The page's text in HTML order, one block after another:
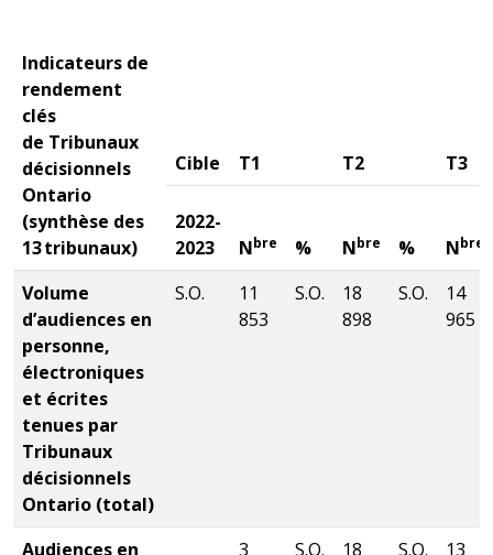
Indicateurs de
rendement
clés
de Tribunaux
décisionnels
Ontario
(synthèse des
13 tribunaux)
Cible T1 T2 T3
2022-
2023
Nbre % Nbre % Nbre
Volume
d’audiences en
personne,
électroniques
et écrites
tenues par
Tribunaux
décisionnels
Ontario (total)
S.O.
11
853
S.O.
18
898
S.O.
14
965
Audiences en
3 S.O. 18 S.O. 13